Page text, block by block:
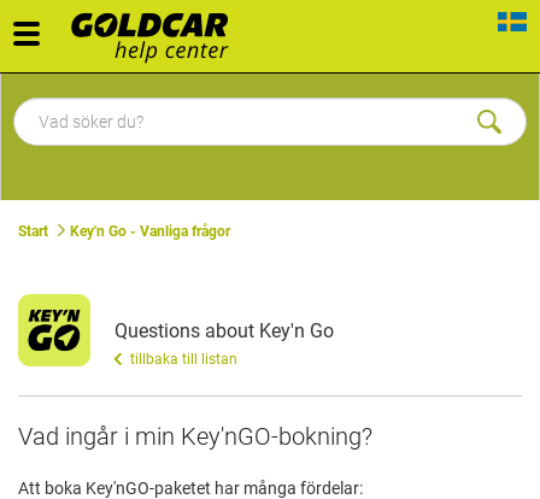
Toggle
navigation
Start Key'n Go - Vanliga frågor
Questions about Key'n Go
tillbaka till listan
Vad ingår i min Key'nGO-bokning?
Att boka Key'nGO-paketet har många fördelar: